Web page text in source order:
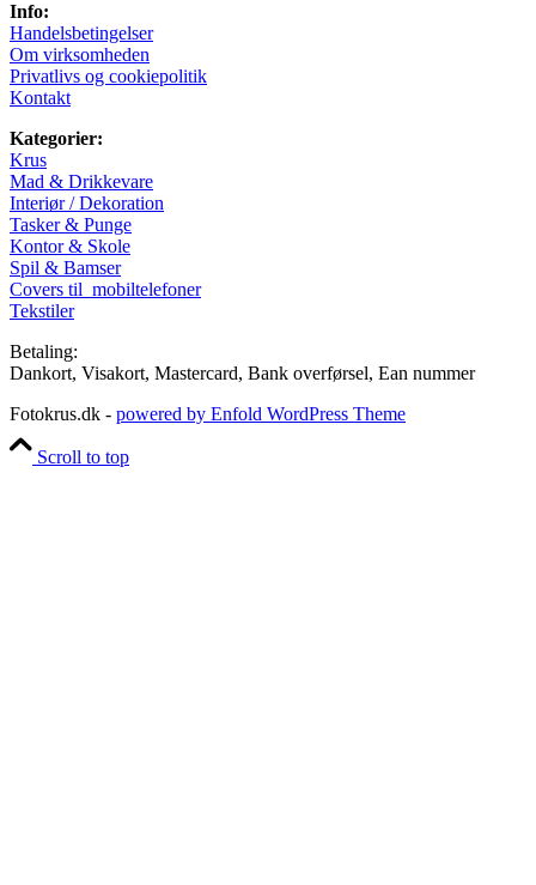
Info:
Handelsbetingelser
Om virksomheden
Privatlivs og cookiepolitik
Kontakt
Kategorier:
Krus
Mad & Drikkevare
Interiør / Dekoration
Tasker & Punge
Kontor & Skole
Spil & Bamser
Covers til mobiltelefoner
Tekstiler
Betaling:
Dankort, Visakort, Mastercard, Bank overførsel, Ean nummer
Fotokrus.dk - powered by Enfold WordPress Theme
Scroll to top